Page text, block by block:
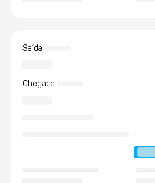
Saída
Chegada